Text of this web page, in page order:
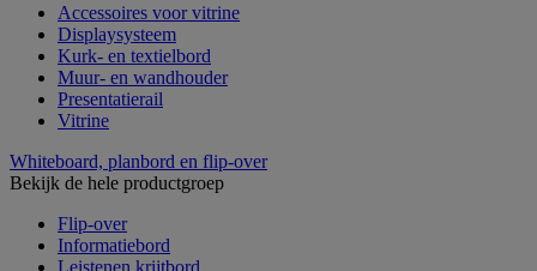
Accessoires voor vitrine
Displaysysteem
Kurk- en textielbord
Muur- en wandhouder
Presentatierail
Vitrine
Whiteboard, planbord en flip-over
Bekijk de hele productgroep
Flip-over
Informatiebord
Leistenen krijtbord